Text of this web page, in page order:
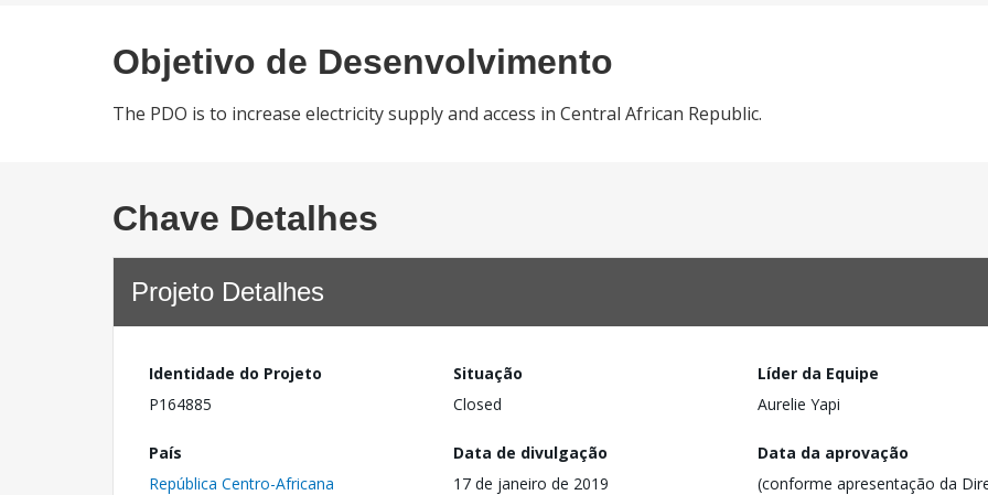
Objetivo de Desenvolvimento
The PDO is to increase electricity supply and access in Central African Republic.
Chave Detalhes
Projeto Detalhes
Identidade do Projeto
P164885
Situação
Closed
Líder da Equipe
Aurelie Yapi
País
República Centro-Africana
Data de divulgação
17 de janeiro de 2019
Data da aprovação
(conforme apresentação da